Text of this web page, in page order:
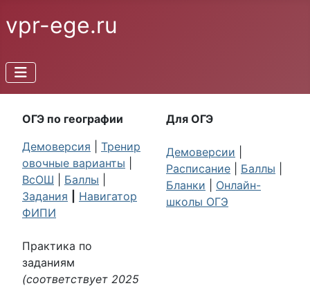
vpr-ege.ru
ОГЭ по географии
Демоверсия
Тренир
овочные варианты
ВсОШ
Баллы
Задания
Навигатор
ФИПИ
Практика по
заданиям
(соответствует 2025
Для ОГЭ
Демоверсии
Расписание
Баллы
Бланки
Онлайн-
школы ОГЭ